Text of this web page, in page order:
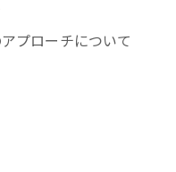
プローチについて